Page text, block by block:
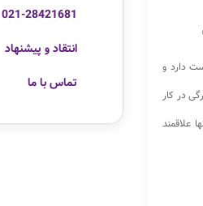
دارد و
در کار
علاقمند
021-28421681
انتقاد و پیشنهاد
تماس با ما